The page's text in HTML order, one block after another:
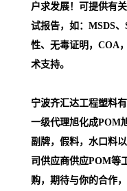
户求发展！可提供有
试报告，如：MSDS
性、无毒证明，COA
术支持。
宁波齐汇达工程塑料
一级代理旭化成POM
副牌，假料，水口料
司供应商供应POM等
购，期待与你的合作，